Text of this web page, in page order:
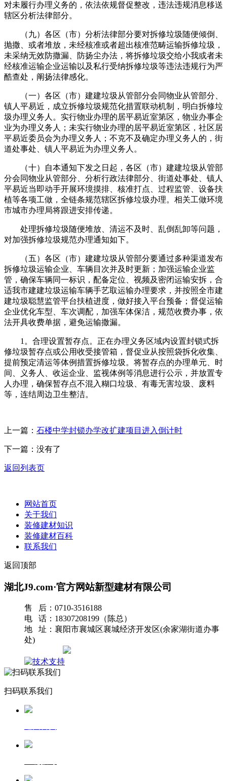
对未履行办理义务的，依法依规督促整改，违法违规消息移送
辖区分析法律部分。
（九）各区（市）分析法律部分要对拆修垃圾随便倾倒、
抛撒、或者堆放，未经核准或者超出核准范畴运输拆修垃圾，
未采纳无效防撒漏、防扬尘办法，将拆修垃圾交给小我或者未
经核准运输企业运输以及私行受纳拆修垃圾等违法违规行为严
酷查处，阐扬法律感化。
（一）各区（市）建建垃圾从管部分会同物业从管部分、
镇人平易近，成立拆修垃圾规范化措置联动机制，明白拆修垃
圾办理义务人。实行物业办理的居平易近室第区，物业办事企
业为办理义务人；未实行物业办理的居平易近室第区，社区居
平易近委员会为办理义务人；不克不及确定办理义务人的，街
道处事处、镇人平易近为办理义务人。
（十）自本通知下发之日起，各区（市）建建垃圾从管部
分会同物业从管部分、分析行政法律部分、街道处事处、镇人
平易近当即动手开展环境摸排、核准打点、过程监管、设备扶
植等各项工做，全链条规范辖区拆修垃圾办理。相关工做环境
市城市办理局将跟进安排传递。
处理拆修垃圾随便堆放、清运不及时、乱倒乱卸等问题，
对加强拆修垃圾规范办理通知如下。
（五）各区（市）建建垃圾从管部分要通过多种渠道发布
拆修垃圾运输企业、车辆目次并及时更新；加强运输企业监
管，确保车辆同一标识，配备定位、视频及密闭运输安拆，合
适我市建建垃圾运输车辆手艺取运输办理要求，并按照全市建
建垃圾聪慧监管平台扶植进度，做好接入平台预备；督促运输
企业优化车型、车次调配，加强车体保洁，规范收费办事，依
法开具收费单据，避免运输撒漏。
1。合理设置暂存点。正在办理义务区域内设置封锁式拆
修垃圾暂存点或公用收受接管箱，督促业从按照袋拆化收集、
提前预定清运等体例措置拆修垃圾。将暂存点的办理单元、时
间、义务人、收运企业、监视体例等消息进行公示，并放置专
人办理，确保暂存点不混入糊口垃圾、有毒无害垃圾、废料
等，连结周边卫生整洁。
上一篇： 石楼中学封锁办学改扩建项目进入倒计时
下一篇：没有了
返回列表页
网站首页
关于我们
装修建材知识
装修建材百科
联系我们
返回顶部
湖北J9.com·官方网站新型建材有限公司
售 后：0710-3516188
电 话：18307208199（陈总）
地 址：襄阳市襄城区襄城经济开发区(余家湖街道办事
处)
扫码联系我们